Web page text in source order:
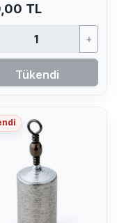
TL
+
Tükendi